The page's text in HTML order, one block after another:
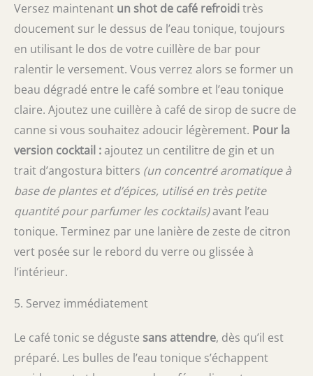
Versez maintenant un shot de café refroiditrès
doucement sur le dessus de l’eau tonique, toujours
en utilisant le dos de votre cuillère de bar pour
ralentir le versement. Vous verrez alors se former un
beau dégradé entre le café sombre et l’eau tonique
claire. Ajoutez une cuillère à café de sirop de sucre de
canne si vous souhaitez adoucir légèrement. Pour la
version cocktail :ajoutez un centilitre de gin et un
trait d’angostura bitters (un concentré aromatique à
base de plantes et d’épices, utilisé en très petite
quantité pour parfumer les cocktails)avant l’eau
tonique. Terminez par une lanière de zeste de citron
vert posée sur le rebord du verre ou glissée à
l’intérieur.
5. Servez immédiatement
Le café tonic se déguste sans attendre, dès qu’il est
préparé. Les bulles de l’eau tonique s’échappent